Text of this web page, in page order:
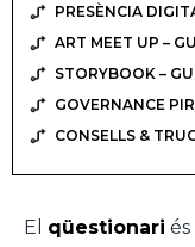
El qüestionari és
PRESÈNCIA
ART MEET UP –
STORYBOOK –
GOVERNANCE
CONSELLS &